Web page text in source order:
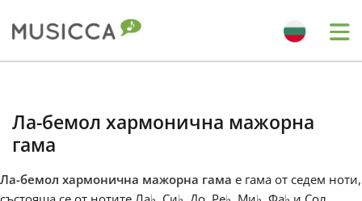
Dansk
Ла-бемол хармонична мажорна
гама
Ла-бемол хармонична мажорна гама е гама от седем ноти,